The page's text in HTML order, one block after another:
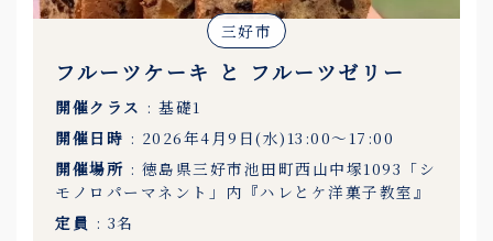
三好市
フルーツケーキ と フルーツゼリー
開催クラス : 基礎1
開催日時 : 2026年4月9日(水)13:00〜17:00
開催場所 : 徳島県三好市池田町西山中塚1093「シ
モノロパーマネント」内『ハレとケ洋菓子教室』
定員 : 3名